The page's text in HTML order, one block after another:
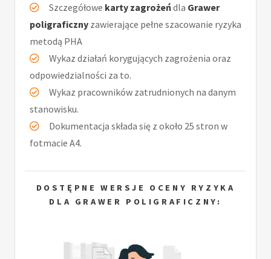
Szczegółowe karty zagrożeńdla Grawer
poligraficzny zawierające pełne szacowanie ryzyka
metodą PHA
Wykaz działań korygujących zagrożenia oraz
odpowiedzialności za to.
Wykaz pracowników zatrudnionych na danym
stanowisku.
Dokumentacja składa się z około 25 stron w
fotmacie A4.
DOSTĘPNE WERSJE OCENY RYZYKA
DLA GRAWER POLIGRAFICZNY: